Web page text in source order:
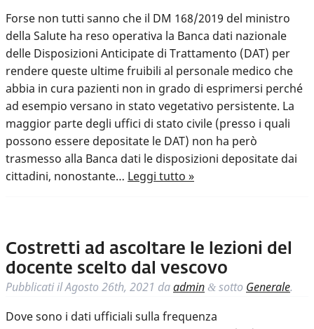
Forse non tutti sanno che il DM 168/2019 del ministro
della Salute ha reso operativa la Banca dati nazionale
delle Disposizioni Anticipate di Trattamento (DAT) per
rendere queste ultime fruibili al personale medico che
abbia in cura pazienti non in grado di esprimersi perché
ad esempio versano in stato vegetativo persistente. La
maggior parte degli uffici di stato civile (presso i quali
possono essere depositate le DAT) non ha però
trasmesso alla Banca dati le disposizioni depositate dai
cittadini, nonostante… Leggi tutto »
Costretti ad ascoltare le lezioni del
docente scelto dal vescovo
Pubblicati ilAgosto 26th, 2021 daadmin & sotto Generale.
Dove sono i dati ufficiali sulla frequenza